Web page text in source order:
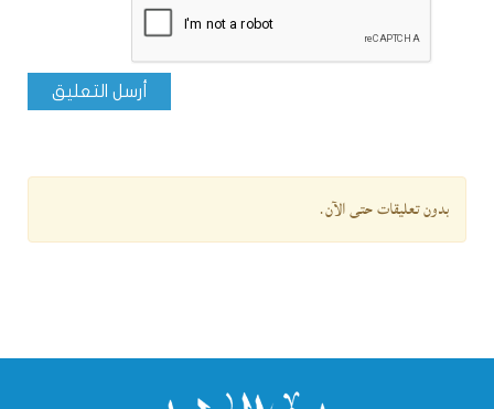
أرسل التعليق
بدون تعليقات حتى الآن.